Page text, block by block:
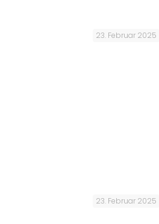
23. Februar 2025
23. Februar 2025